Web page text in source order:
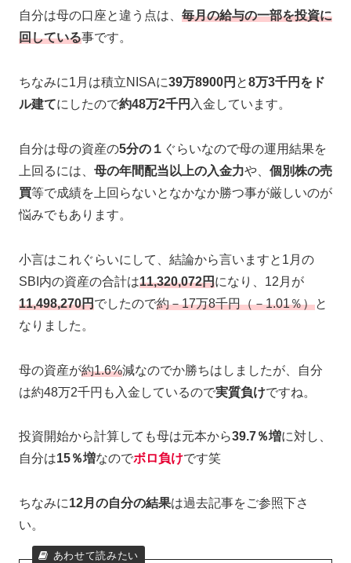
自分は母の口座と違う点は、 毎月の給与の一部を投資に
回している事です。
ちなみに1月は積立NISAに39万8900円 と8万3千円をド
ル建てにしたので約48万2千円 入金しています。
自分は母の資産の5分の１ ぐらいなので母の運用結果を
上回るには、 母の年間配当以上の入金力や、 個別株の売
買等で成績を上回らないとなかなか勝つ事が厳しいのが
悩みでもあります。
小言はこれぐらいにして、結論から言いますと1月の
SBI内の資産の合計は11,320,072円になり、12月が
11,498,270円でしたので約－17万8千円（－1.01％）と
なりました。
母の資産が約1.6%減なのでか勝ちはしましたが、自分
は約48万2千円も入金しているので実質負けですね。
投資開始から計算しても母は元本から39.7％増に対し、
自分は15％増なのでボロ負けです笑
ちなみに12月の自分の結果は過去記事をご参照下さ
い。